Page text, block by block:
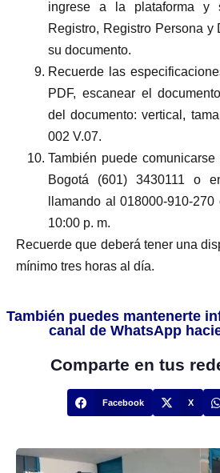
ingrese a la plataforma y
Registro, Registro Persona y
su documento.
Recuerde las
PDF, escanear el
del documento: vertical,
002 V.07.
También puede
Bogotá (601) 3430111 o
llamando al 018000-910-
10:00 p. m.
Recuerde que deberá tener una
mínimo tres horas al día.
También puedes mantenerte
canal de WhatsApp
Comparte en tus
Facebook X